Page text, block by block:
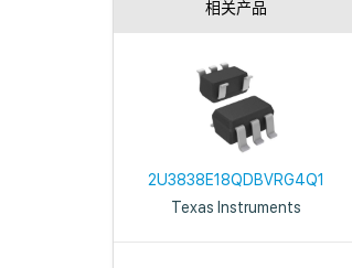
相关产品
2U3838E18QDBVRG4Q1
Texas Instruments